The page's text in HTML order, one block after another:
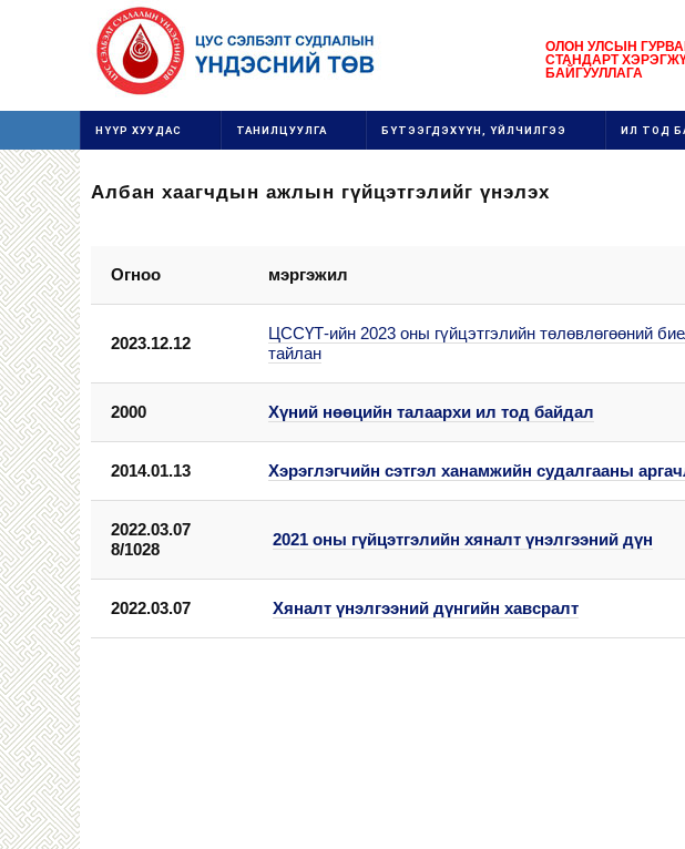
ОЛОН УЛСЫН
СТАНДАРТ ХЭРЭГЖ
БАЙГУУЛЛАГА
НҮҮР ХУУДАС ТАНИЛЦУУЛГА БҮТЭЭГДЭХҮҮН, ҮЙЛЧИЛГЭЭ ИЛ ТОД
Албан хаагчдын ажлын гүйцэтгэлийг үнэлэх
Огноо мэргэжил
2023.12.12
ЦССҮТ-ийн 2023 оны гүйцэтгэлийн төлөвлөгөөний
тайлан
2000 Хүний нөөцийн талаархи ил тод байдал
2014.01.13 Хэрэглэгчийн сэтгэл ханамжийн судалгааны
2022.03.07
8/1028
2021 оны гүйцэтгэлийн хяналт үнэлгээний дүн
2022.03.07 Хяналт үнэлгээний дүнгийн хавсралт